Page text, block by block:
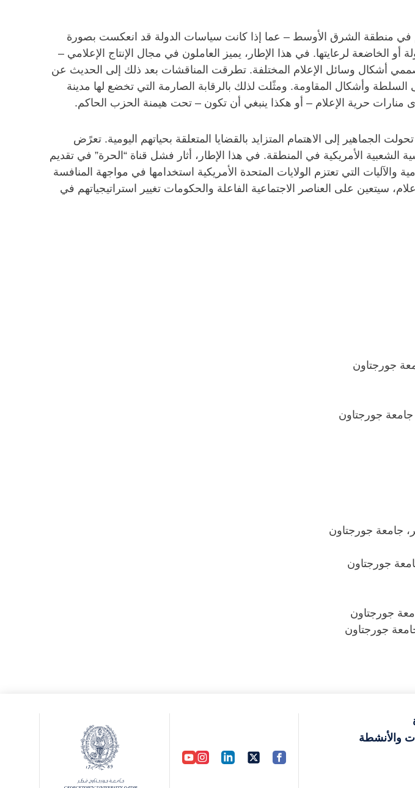
في منطقة الشرق الأوسط – عما إذا كانت سياسات الدولة قد انعكست بصورة
الخاضعة لرعايتها. في هذا الإطار، يميز العاملون في مجال الإنتاج الإعلامي –
أشكال وسائل الإعلام المختلفة. تطرقت المناقشات بعد ذلك إلى الحديث عن
السلطة وأشكال المقاومة. ومثًلت لذلك بالرقابة الصارمة التي تخضع لها مدينة
منارات حرية الإعلام – أو هكذا ينبغي أن تكون – تحت هيمنة الحزب الحاكم.
الجماهير إلى الاهتمام المتزايد بالقضايا المتعلقة بحياتهم اليومية. تعرًض
الشعبية الأمريكية في المنطقة. في هذا الإطار، أثار فشل قناة “الحرة” في تقديم
والآليات التي تعتزم الولايات المتحدة الأمريكية استخدامها في مواجهة المنافسة
سيتعين على العناصر الاجتماعية الفاعلة والحكومات تغيير استراتيجياتهم في
جورجتاون
جامعة جورجتاون
جامعة جورجتاون
جورجتاون
جورجتاون
جورجتاون
والأنشطة